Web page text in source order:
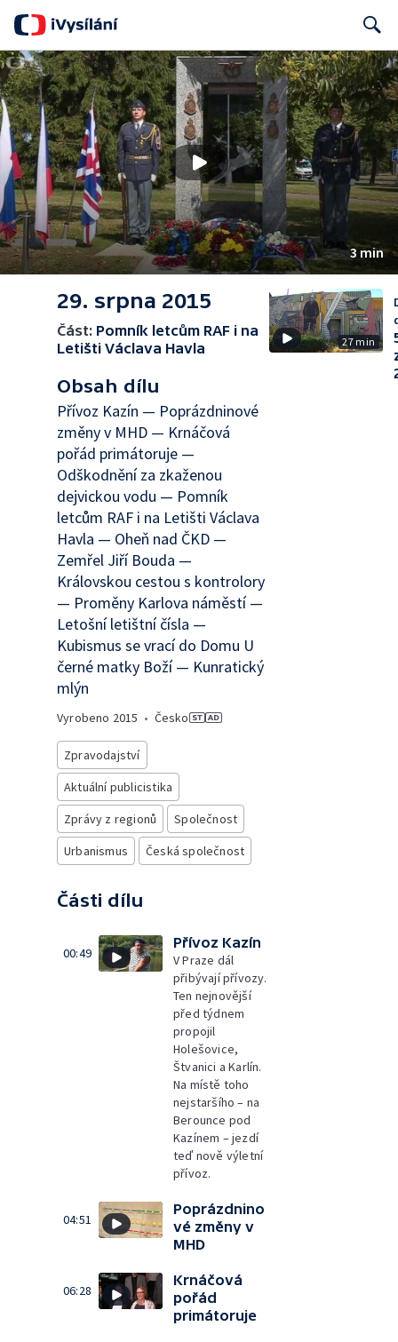
Search
3 min
29. srpna 2015
Část: Pomník letcům RAF i na
Letišti Václava Havla
Obsah dílu
Přívoz Kazín — Poprázdninové
změny v MHD — Krnáčová
pořád primátoruje —
Odškodnění za zkaženou
dejvickou vodu — Pomník
letcům RAF i na Letišti Václava
Havla — Oheň nad ČKD —
Zemřel Jiří Bouda —
Královskou cestou s kontrolory
— Proměny Karlova náměstí —
Letošní letištní čísla —
Kubismus se vrací do Domu U
černé matky Boží — Kunratický
mlýn
Vyrobeno 2015 • Česko
Zpravodajství
Aktuální publicistika
Zprávy z regionů
Společnost
Urbanismus
Česká společnost
Části dílu
00:49
Přívoz Kazín
V Praze dál
přibývají přívozy.
Ten nejnovější
před týdnem
propojil
Holešovice,
Štvanici a Karlín.
Na místě toho
nejstaršího – na
Berounce pod
Kazínem – jezdí
teď nově výletní
přívoz.
04:51
Poprázdnino
vé změny v
MHD
06:28
Krnáčová
pořád
primátoruje
27 min